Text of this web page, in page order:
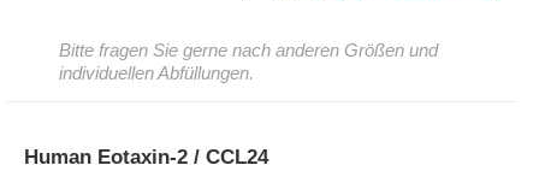
– EzScope 101 Live Cell Imaging System
Bitte fragen Sie gerne nach anderen Größen und
individuellen Abfüllungen.
Human Eotaxin-2 / CCL24